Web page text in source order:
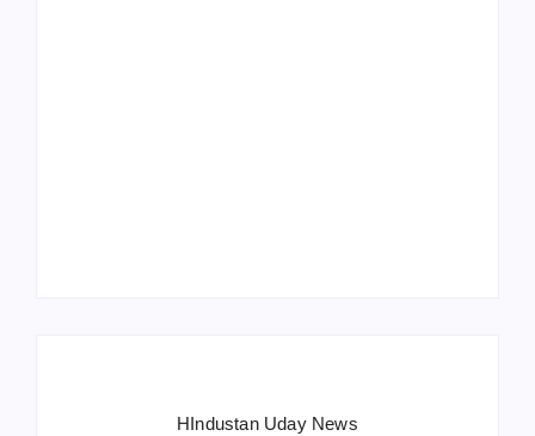
HIndustan Uday News